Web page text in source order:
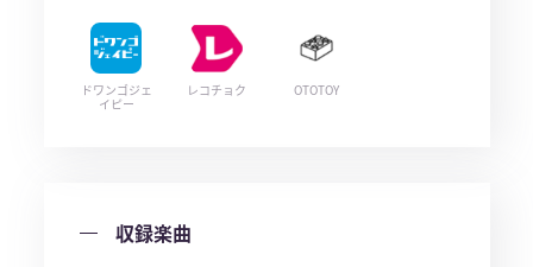
ドワンゴジェ
イピー
レコチョク OTOTOY
収録楽曲